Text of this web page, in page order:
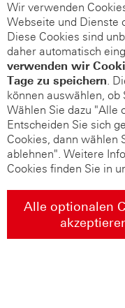
Wir verwenden
Webseite und Dienste
Diese Cookies sind
daher automatisch
verwenden wir
Tage zu speichern.
können auswählen, ob
Wählen Sie dazu "Alle
Entscheiden Sie sich
Cookies, dann wählen
ablehnen". Weitere
Cookies finden Sie in
Alle optionalen